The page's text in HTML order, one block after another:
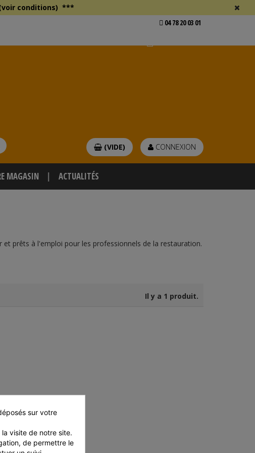
(voir conditions) ***
04 78 20 03 01
CONNEXION
(VIDE)
MAGASIN ACTUALITÉS
et prêts à l'emploi pour les professionnels de la restauration.
Il y a 1 produit.
sur votre
visite de notre site.
de permettre le